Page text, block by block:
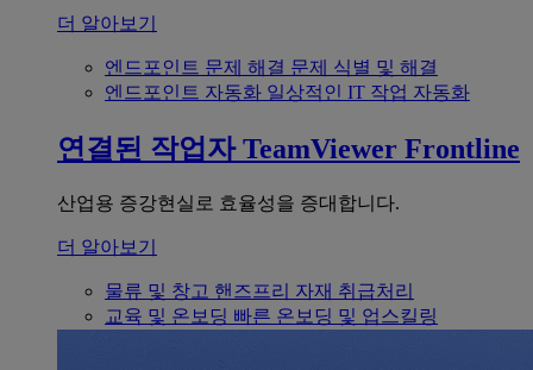
더 알아보기
엔드포인트 문제 해결 문제 식별 및 해결
엔드포인트 자동화 일상적인 IT 작업 자동화
연결된 작업자 TeamViewer Frontline
산업용 증강현실로 효율성을 증대합니다.
더 알아보기
물류 및 창고 핸즈프리 자재 취급처리
교육 및 온보딩 빠른 온보딩 및 업스킬링